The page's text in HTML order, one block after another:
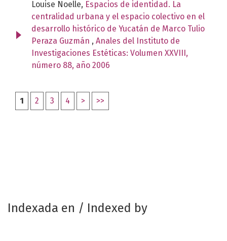
Louise Noelle, Espacios de identidad. La
centralidad urbana y el espacio colectivo en el
desarrollo histórico de Yucatán de Marco Tulio
Peraza Guzmán , Anales del Instituto de
Investigaciones Estéticas: Volumen XXVIII,
número 88, año 2006
1 2 3 4 > >>
Indexada en / Indexed by